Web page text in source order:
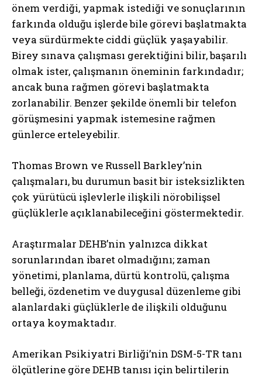
önem verdiği, yapmak istediği ve sonuçlarının
farkında olduğu işlerde bile görevi başlatmakta
veya sürdürmekte ciddi güçlük yaşayabilir.
Birey sınava çalışması gerektiğini bilir, başarılı
olmak ister, çalışmanın öneminin farkındadır;
ancak buna rağmen görevi başlatmakta
zorlanabilir. Benzer şekilde önemli bir telefon
görüşmesini yapmak istemesine rağmen
günlerce erteleyebilir.
Thomas Brown ve Russell Barkley’nin
çalışmaları, bu durumun basit bir isteksizlikten
çok yürütücü işlevlerle ilişkili nörobilişsel
güçlüklerle açıklanabileceğini göstermektedir.
Araştırmalar DEHB’nin yalnızca dikkat
sorunlarından ibaret olmadığını; zaman
yönetimi, planlama, dürtü kontrolü, çalışma
belleği, özdenetim ve duygusal düzenleme gibi
alanlardaki güçlüklerle de ilişkili olduğunu
ortaya koymaktadır.
Amerikan Psikiyatri Birliği’nin DSM-5-TR tanı
ölçütlerine göre DEHB tanısı için belirtilerin